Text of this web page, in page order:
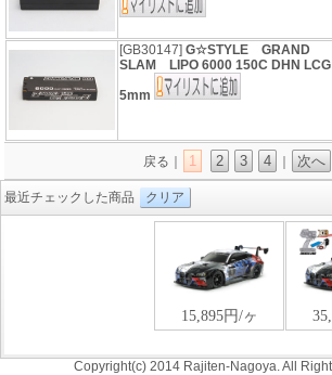
[GB30147]G☆STYLE GRAND
SLAM LIPO 6000 150C DHN LCG
5mm
戻る｜ 1 2 3 4 次へ
最近チェックした商品 クリア
Copyright(c) 2014 Rajiten-Nagoya. All